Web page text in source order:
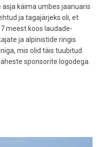
asja käima umbes jaanuaris
ja tagajärjeks oli, et
meest koos laudade-
ja alpinistide ringis
mis olid täis tuubitud
sponsorite logodega.